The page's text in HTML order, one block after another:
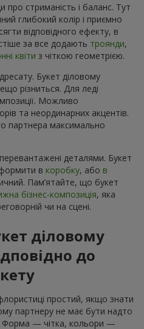
стриманість і баланс. Тут
глибокий колір і приємно
відповідного ефекту, в
за все додають троянди,
квіти з чіткою геометрією.
Букет діловому
різниться. Для леді
Можливо
та неординарних акцентів.
партнера максимально
деталями. Букет
в коробку, або в
Пам’ятайте, що букет
бізнес-композиція, яка
чи на сцені.
діловому
до
простий, якщо знати
партнеру не має бути надто
Форма — чітка, кольори —